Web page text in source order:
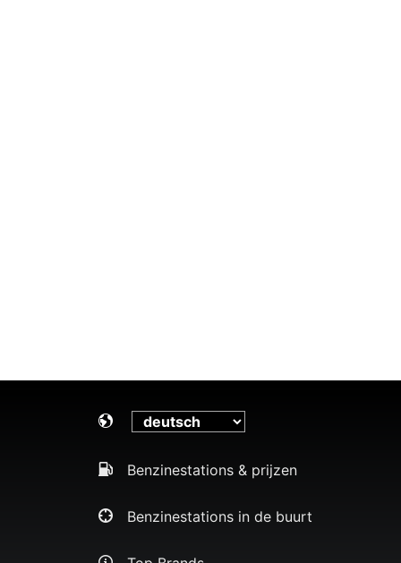
Benzinestations & prijzen
Benzinestations in de buurt